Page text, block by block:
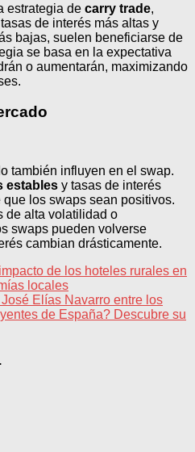
estrategia de carry trade,
de interés más altas y
bajas, suelen beneficiarse de
se basa en la expectativa
o aumentarán, maximizando
también influyen en el swap.
estables y tasas de interés
los swaps sean positivos.
de alta volatilidad o
swaps pueden volverse
cambian drásticamente.
de los hoteles rurales en
locales
Elías Navarro entre los
de España? Descubre su